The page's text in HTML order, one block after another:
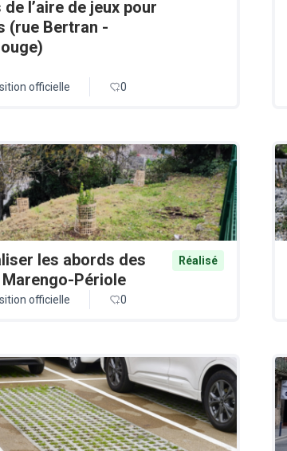
l’aire de jeux pour
(rue Bertran -
officielle 0
les abords des
Périole
Réalisé
officielle 0